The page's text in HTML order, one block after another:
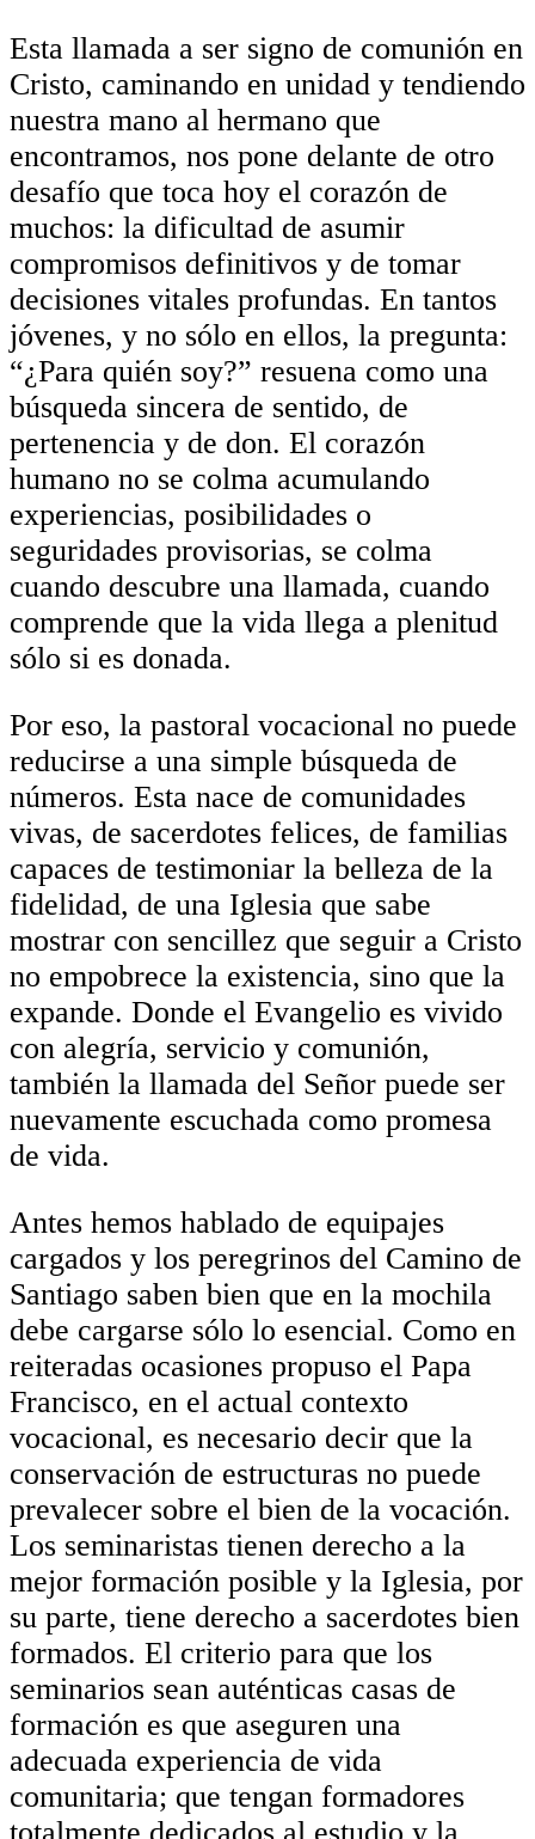
Esta llamada a ser signo de comunión en
Cristo, caminando en unidad y tendiendo
nuestra mano al hermano que
encontramos, nos pone delante de otro
desafío que toca hoy el corazón de
muchos: la dificultad de asumir
compromisos definitivos y de tomar
decisiones vitales profundas. En tantos
jóvenes, y no sólo en ellos, la pregunta:
“¿Para quién soy?” resuena como una
búsqueda sincera de sentido, de
pertenencia y de don. El corazón
humano no se colma acumulando
experiencias, posibilidades o
seguridades provisorias, se colma
cuando descubre una llamada, cuando
comprende que la vida llega a plenitud
sólo si es donada.
Por eso, la pastoral vocacional no puede
reducirse a una simple búsqueda de
números. Esta nace de comunidades
vivas, de sacerdotes felices, de familias
capaces de testimoniar la belleza de la
fidelidad, de una Iglesia que sabe
mostrar con sencillez que seguir a Cristo
no empobrece la existencia, sino que la
expande. Donde el Evangelio es vivido
con alegría, servicio y comunión,
también la llamada del Señor puede ser
nuevamente escuchada como promesa
de vida.
Antes hemos hablado de equipajes
cargados y los peregrinos del Camino de
Santiago saben bien que en la mochila
debe cargarse sólo lo esencial. Como en
reiteradas ocasiones propuso el Papa
Francisco, en el actual contexto
vocacional, es necesario decir que la
conservación de estructuras no puede
prevalecer sobre el bien de la vocación.
Los seminaristas tienen derecho a la
mejor formación posible y la Iglesia, por
su parte, tiene derecho a sacerdotes bien
formados. El criterio para que los
seminarios sean auténticas casas de
formación es que aseguren una
adecuada experiencia de vida
comunitaria; que tengan formadores